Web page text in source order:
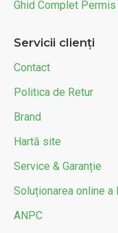
Ghid Complet
Servicii clienți
Contact
Politica de Retur
Brand
Hartă site
Service & Garanție
Soluționarea online
ANPC